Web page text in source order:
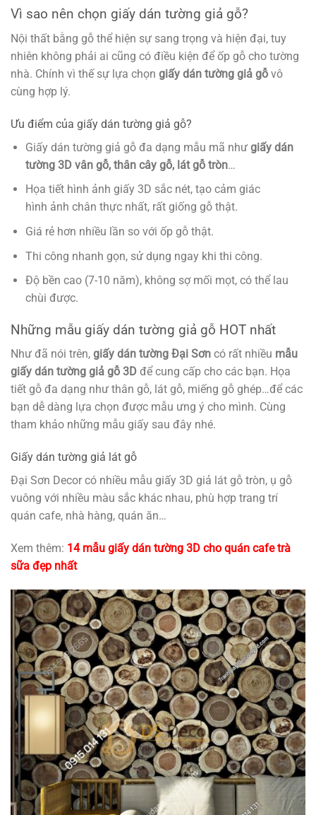
Vì sao nên chọn giấy dán tường giả gỗ?
Nội thất bằng gỗ thể hiện sự sang trọng và hiện đại, tuy
nhiên không phải ai cũng có điều kiện để ốp gỗ cho tường
nhà. Chính vì thế sự lựa chọn giấy dán tường giả gỗ vô
cùng hợp lý.
Ưu điểm của giấy dán tường giả gỗ?
Giấy dán tường giả gỗ đa dạng mẫu mã như giấy dán
tường 3D vân gỗ, thân cây gỗ, lát gỗ tròn…
Họa tiết hình ảnh giấy 3D sắc nét, tạo cảm giác
hình ảnh chân thực nhất, rất giống gỗ thật.
Giá rẻ hơn nhiều lần so với ốp gỗ thật.
Thi công nhanh gọn, sử dụng ngay khi thi công.
Độ bền cao (7-10 năm), không sợ mối mọt, có thể lau
chùi được.
Những mẫu giấy dán tường giả gỗ HOT nhất
Như đã nói trên, giấy dán tường Đại Sơn có rất nhiều mẫu
giấy dán tường giả gỗ 3D để cung cấp cho các bạn. Họa
tiết gỗ đa dạng như thân gỗ, lát gỗ, miếng gỗ ghép…để các
bạn dễ dàng lựa chọn được mẫu ưng ý cho mình. Cùng
tham khảo những mẫu giấy sau đây nhé.
Giấy dán tường giả lát gỗ
Đại Sơn Decor có nhiều mẫu giấy 3D giả lát gỗ tròn, ụ gỗ
vuông với nhiều màu sắc khác nhau, phù hợp trang trí
quán cafe, nhà hàng, quán ăn…
Xem thêm: 14 mẫu giấy dán tường 3D cho quán cafe trà
sữa đẹp nhất